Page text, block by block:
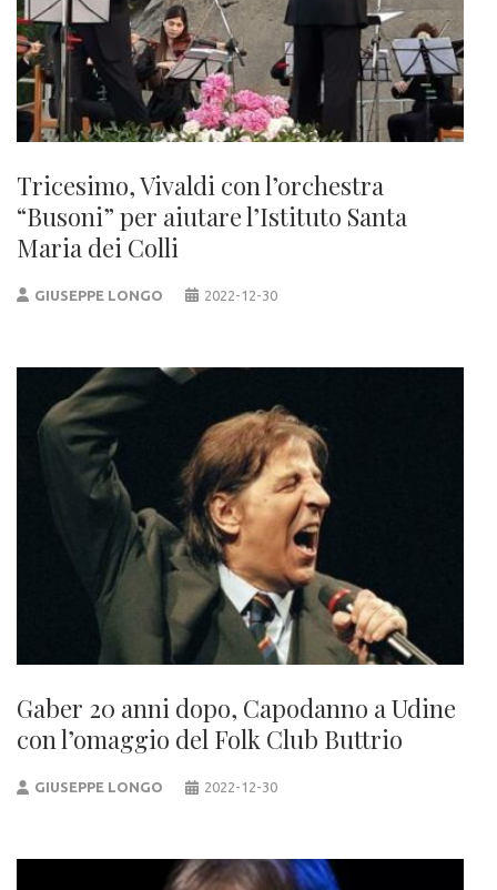
Tricesimo, Vivaldi con l’orchestra
“Busoni” per aiutare l’Istituto Santa
Maria dei Colli
GIUSEPPE LONGO 2022-12-30
Gaber 20 anni dopo, Capodanno a Udine
con l’omaggio del Folk Club Buttrio
GIUSEPPE LONGO 2022-12-30